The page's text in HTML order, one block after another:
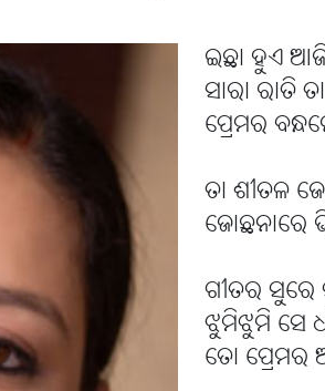
ଇଛା ହୁଏ ଆଜି
ସାରା ରାତି
ପ୍ରେମର
ତା ଶୀତଳ
ଜୋଛନାରେ
ଗୀତର
ଝୁମିଝୁମି ସେ
ତୋ